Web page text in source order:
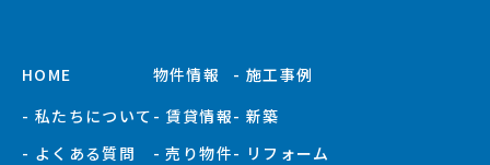
HOME
- 私たちについて
- よくある質問
物件情報
- 賃貸情報
- 売り物件
- 施工事例
- 新築
- リフォーム